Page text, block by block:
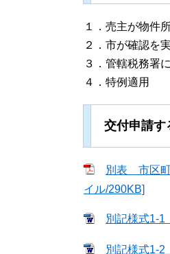
１．売主が物件
２．市が確認を
３．管轄税務署
４．特例適用
交付申請す
別表 市区町
イル/290KB]
別記様式1-
別記様式1-